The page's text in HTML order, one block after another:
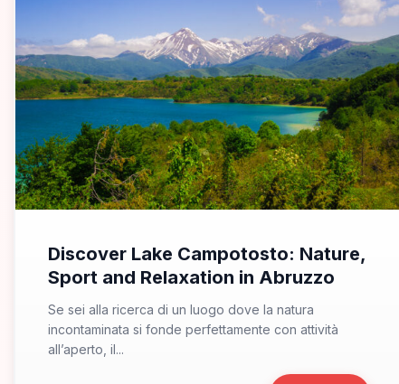
Discover Lake Campotosto: Nature,
Sport and Relaxation in Abruzzo
Se sei alla ricerca di un luogo dove la natura
incontaminata si fonde perfettamente con attività
all’aperto, il...